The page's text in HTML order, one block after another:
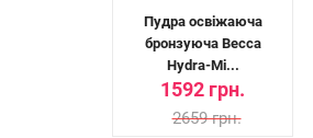
Пудра освіжаюча
бронзуюча Becca
Hydra-Mi...
1592 грн.
2659 грн.